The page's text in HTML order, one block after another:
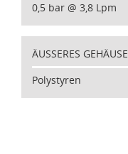
0,5 bar @ 3,8 Lpm
ÄUSSERES GEHÄUSE
Polystyren